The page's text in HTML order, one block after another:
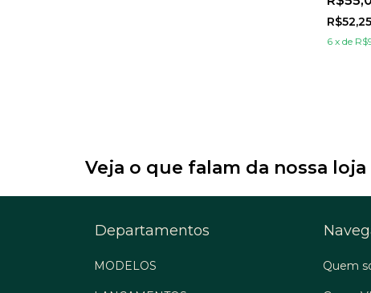
R$52,25
6 x de
Veja o que falam da nossa loja
Departamentos
MODELOS Quem